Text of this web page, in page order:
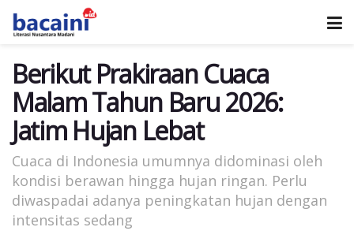
Berikut Prakiraan Cuaca
Malam Tahun Baru 2026:
Jatim Hujan Lebat
Cuaca di Indonesia umumnya didominasi oleh
kondisi berawan hingga hujan ringan. Perlu
diwaspadai adanya peningkatan hujan dengan
intensitas sedang